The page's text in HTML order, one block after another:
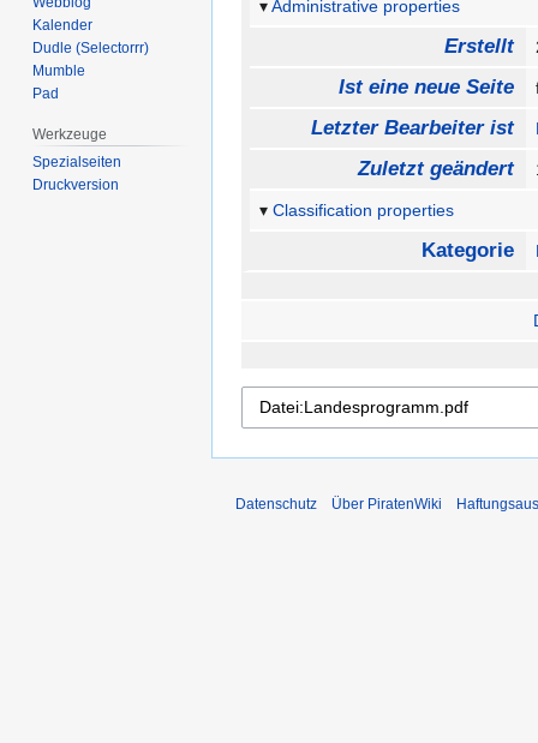
Administrative properties
Erstellt
Ist eine neue Seite
Letzter Bearbeiter ist
Zuletzt geändert
Classification properties
Kategorie
Kalender
Dudle (Selectorrr)
Mumble
Pad
Werkzeuge
Spezialseiten
Druckversion
Datenschutz Über PiratenWiki